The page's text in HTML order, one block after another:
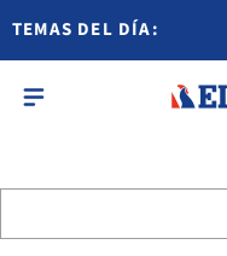
TEMAS DEL DÍA: